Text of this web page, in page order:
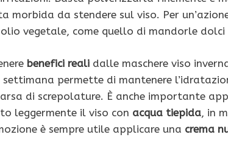
morbida da stendere sul viso. Per
vegetale, come quello di mandorle dolci
benefici reali dalle maschere viso
permette di mantenere
di screpolature. È anche importante
leggermente il viso con acqua tiepida, in
è sempre utile applicare una crema